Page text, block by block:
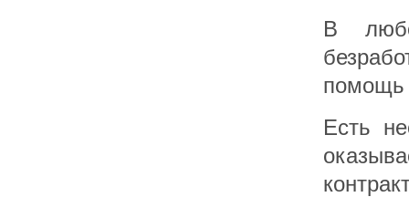
В
помощь
Есть